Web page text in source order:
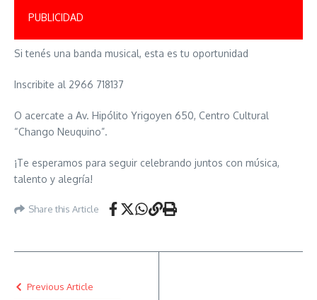
PUBLICIDAD
Si tenés una banda musical, esta es tu oportunidad
Inscribite al 2966 718137
O acercate a Av. Hipólito Yrigoyen 650, Centro Cultural
“Chango Neuquino”.
¡Te esperamos para seguir celebrando juntos con música,
talento y alegría!
Share this Article
Previous Article